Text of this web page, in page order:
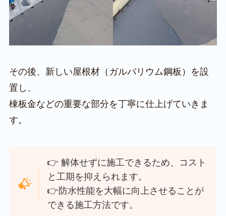
その後、新しい屋根材（ガルバリウム鋼板）を設
置し、
棟板金などの重要な部分を丁寧に仕上げていきま
す。
👉 解体せずに施工できるため、コスト
と工期を抑えられます。
👉防水性能を大幅に向上させることが
できる施工方法です。